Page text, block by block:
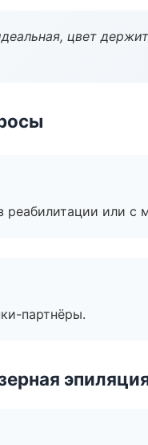
цвет
реабилитации или с
партнёры.